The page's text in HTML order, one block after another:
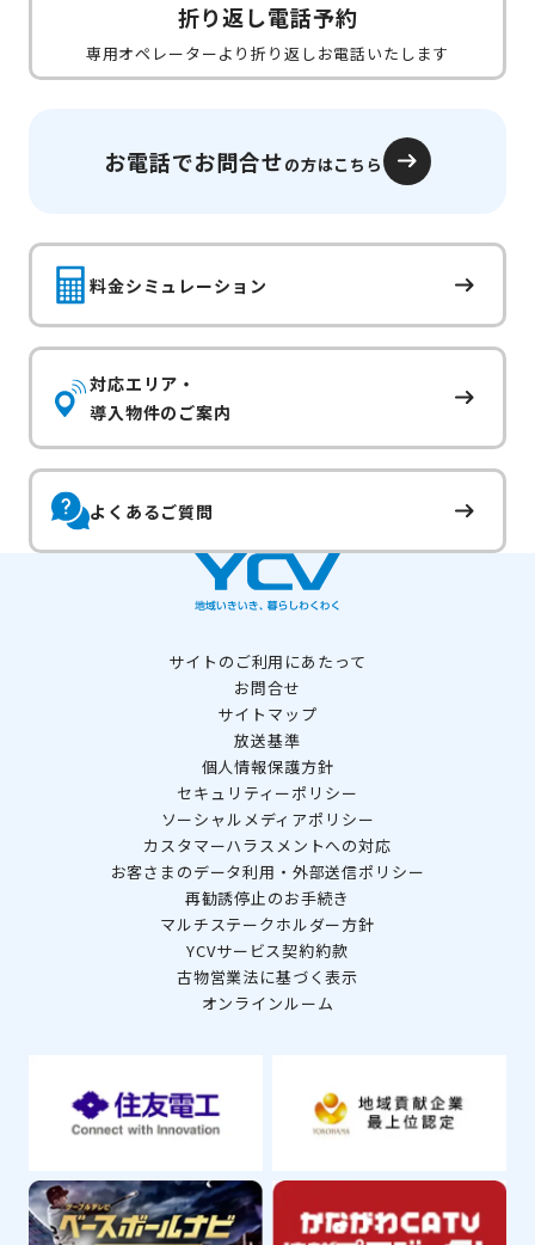
折り返し電話予約
専用オペレーターより折り返しお電話いたします
お電話でお問合せの方はこちら
料金シミュレーション
対応エリア・
導入物件のご案内
よくあるご質問
サイトのご利用にあたって
お問合せ
サイトマップ
放送基準
個人情報保護方針
セキュリティーポリシー
ソーシャルメディアポリシー
カスタマーハラスメントへの対応
お客さまのデータ利用・外部送信ポリシー
再勧誘停止のお手続き
マルチステークホルダー方針
YCVサービス契約約款
古物営業法に基づく表示
オンラインルーム